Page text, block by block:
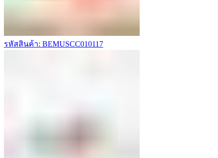
รหัสสินค้า: BEMUSCC010117